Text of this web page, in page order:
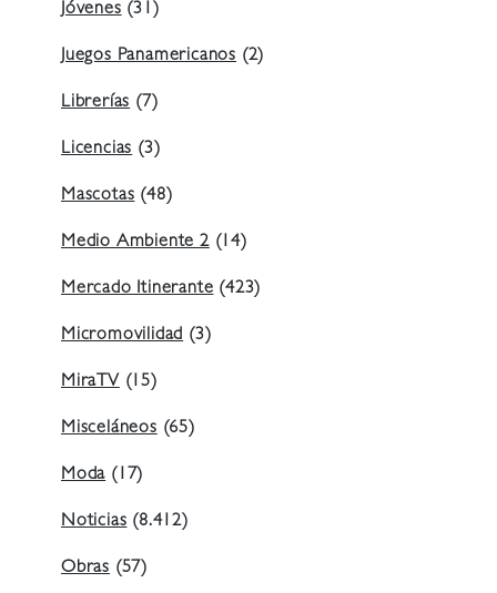
Jóvenes (31)
Juegos Panamericanos (2)
Librerías (7)
Licencias (3)
Mascotas (48)
Medio Ambiente 2(14)
Mercado Itinerante (423)
Micromovilidad (3)
MiraTV (15)
Misceláneos (65)
Moda (17)
Noticias (8.412)
Obras (57)